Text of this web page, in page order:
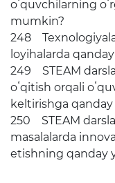
oʻquvchilarning
mumkin?
248
loyihalarda
249 STEAM
oʻqitish orqali
keltirishga
250 STEAM
masalalarda
etishning qanday